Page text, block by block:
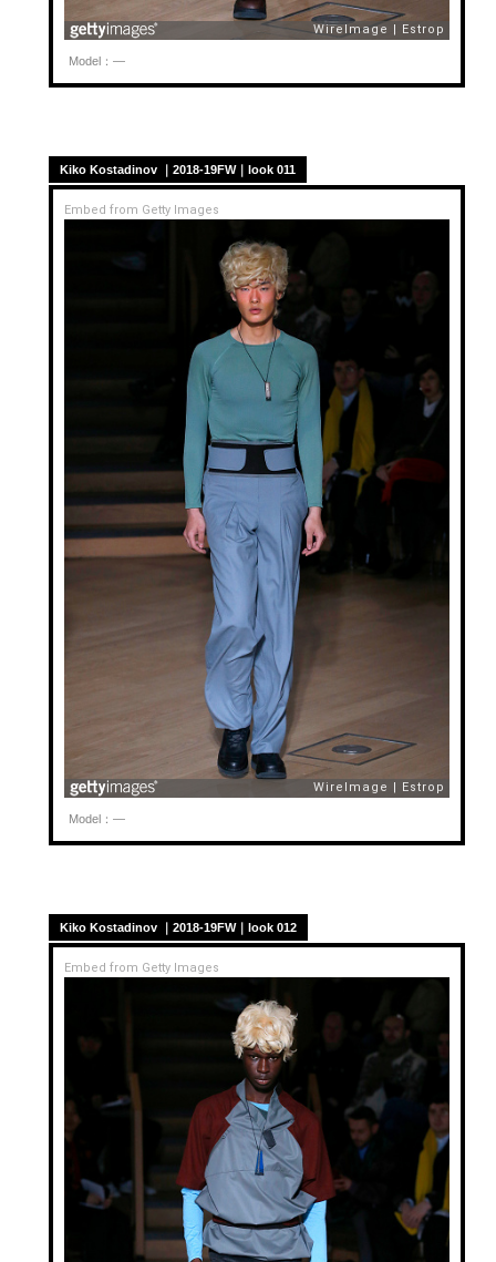
Model：—
Kiko Kostadinov ｜2018-19FW｜look 011
Embed from Getty Images
Model：—
Kiko Kostadinov ｜2018-19FW｜look 012
Embed from Getty Images